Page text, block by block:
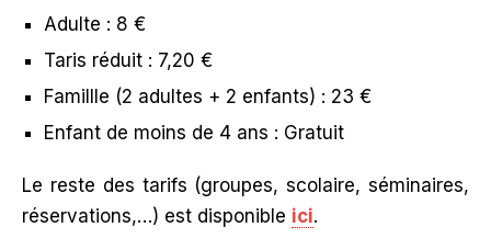
Adulte : 8 €
Taris réduit : 7,20 €
Famillle (2 adultes + 2 enfants) : 23 €
Enfant de moins de 4 ans : Gratuit
Le reste des tarifs (groupes, scolaire, séminaires,
réservations,…) est disponible ici.